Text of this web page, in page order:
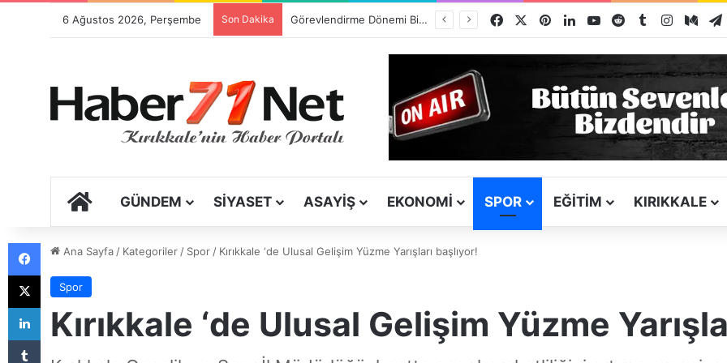
6 Ağustos 2026, Perşembe Son Dakika Kız Kardeşini Öldüren Firari Mandırada Yakalandı Facebook PinterestLinkedInYouTubeRedditTumblrInstagram
ANA SAYFA
GÜNDEM SIYASET ASAYIŞ EKONOMI SPOR EĞITIM KIRIKKALE
Ana Sayfa/ Kategoriler/ Spor/ Kırıkkale ‘de Ulusal Gelişim Yüzme Yarışları başlıyor!
Spor
Kırıkkale ‘de Ulusal Gelişim Yüzme
Tumblr